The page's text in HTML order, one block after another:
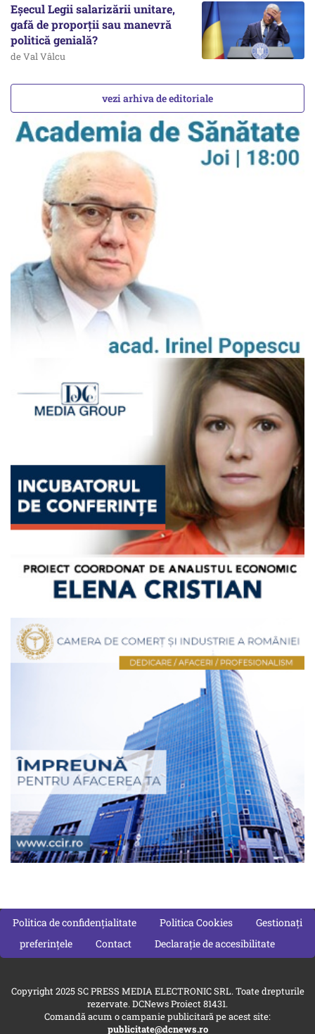
Eșecul Legii salarizării unitare,
gafă de proporții sau manevră
politică genială?
de Val Vâlcu
vezi arhiva de editoriale
Politica de confidențialitate Politica Cookies
Gestionați
preferințele
Contact Declarație de accesibilitate
Copyright 2025 SC PRESS MEDIA ELECTRONIC SRL. Toate drepturile
rezervate. DCNews Proiect 81431.
Comandă acum o campanie publicitară pe acest site:
publicitate@dcnews.ro